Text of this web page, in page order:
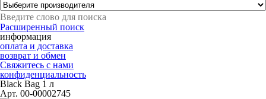
Расширенный поиск
информация
оплата и доставка
возврат и обмен
Свяжитесь с нами
конфиденциальность
Black Bag 1 л
Арт. 00-00002745